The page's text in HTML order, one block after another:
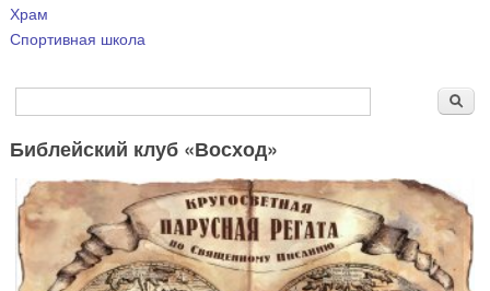
Храм
Спортивная школа
Форма поиска
Библейский клуб «Восход»